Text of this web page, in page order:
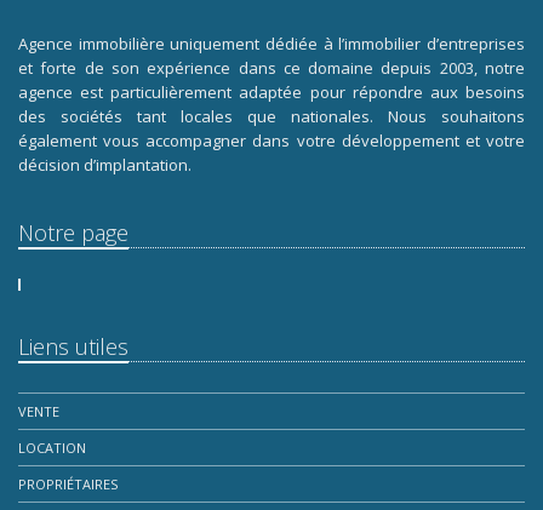
Agence immobilière uniquement dédiée à l’immobilier d’entreprises
et forte de son expérience dans ce domaine depuis 2003, notre
agence est particulièrement adaptée pour répondre aux besoins
des sociétés tant locales que nationales. Nous souhaitons
également vous accompagner dans votre développement et votre
décision d’implantation.
Notre page
Liens utiles
VENTE
LOCATION
PROPRIÉTAIRES